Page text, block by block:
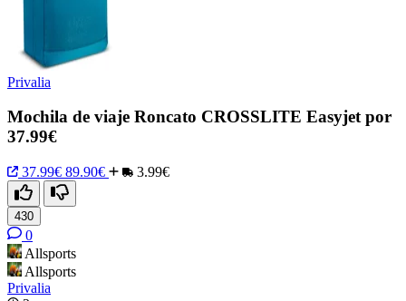
Privalia
Mochila de viaje Roncato CROSSLITE Easyjet por
37.99€
37.99€ 89.90€ 3.99€
430
0
Allsports
Allsports
Privalia